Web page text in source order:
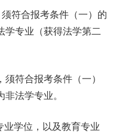
符合报考条件（一）的
学专业（获得法学第二
符合报考条件（一）
法学专业。
学位，以及教育专业